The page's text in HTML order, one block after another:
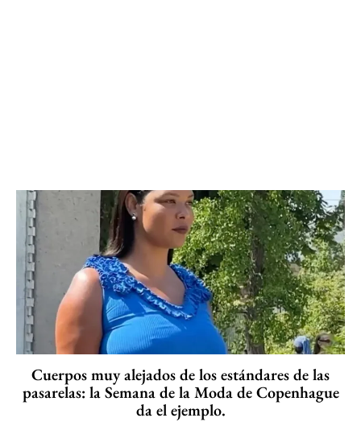
Cuerpos muy alejados de los estándares de las
pasarelas: la Semana de la Moda de Copenhague
da el ejemplo.